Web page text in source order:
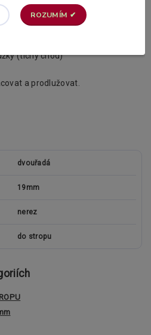
(tichý chod)
a prodlužovat.
dvouřadá
19mm
nerez
do stropu
ROZUMÍM ✔